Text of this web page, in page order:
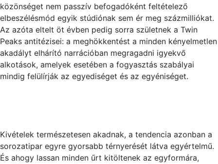
közönséget nem passzív befogadóként feltételező
elbeszélésmód egyik stúdiónak sem ér meg százmilliókat.
Az azóta eltelt öt évben pedig sorra születnek a Twin
Peaks antitézisei: a meghökkentést a minden kényelmetlen
akadályt elhárító narrációban megragadni igyekvő
alkotások, amelyek esetében a fogyasztás szabályai
mindig felülírják az egyediséget és az egyéniséget.
Kivételek természetesen akadnak, a tendencia azonban a
sorozatipar egyre gyorsabb térnyerését látva egyértelmű.
És ahogy lassan minden űrt kitöltenek az egyformára,